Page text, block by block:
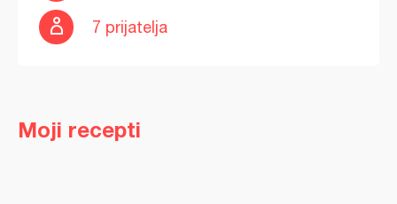
7 prijatelja
Moji recepti